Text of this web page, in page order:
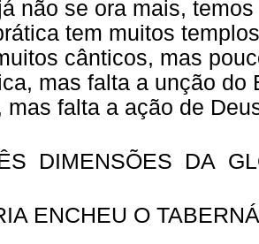
não se ora mais,
tem muitos
cânticos, mas
mas falta a unção do
mas falta a ação de
DIMENSÕES DA
ENCHEU O